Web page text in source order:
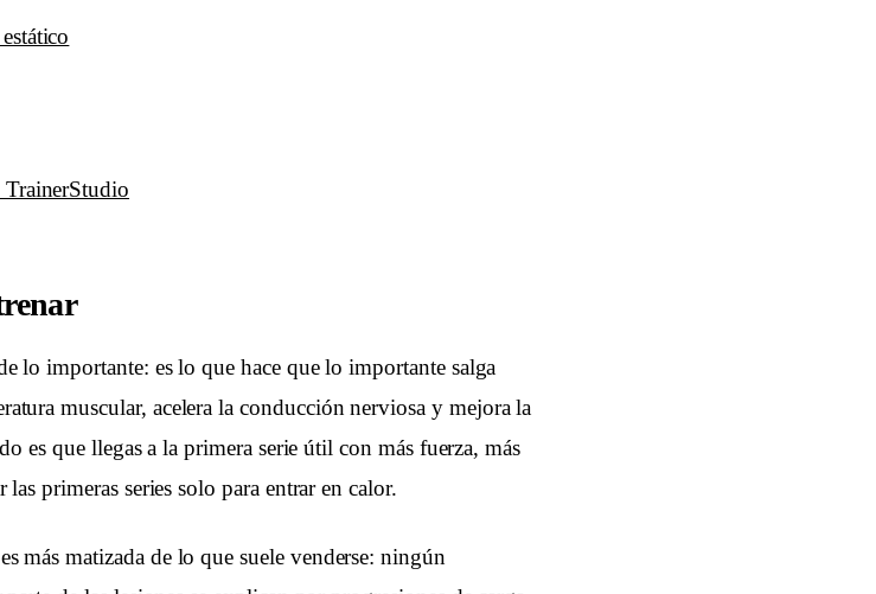
lo importante: es lo que hace que lo importante salga
muscular, acelera la conducción nerviosa y mejora la
es que llegas a la primera serie útil con más fuerza, más
primeras series solo para entrar en calor.
más matizada de lo que suele venderse: ningún